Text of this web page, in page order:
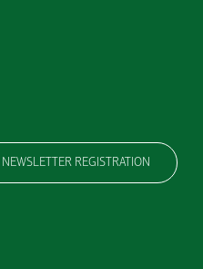
NEWSLETTER REGISTRATION